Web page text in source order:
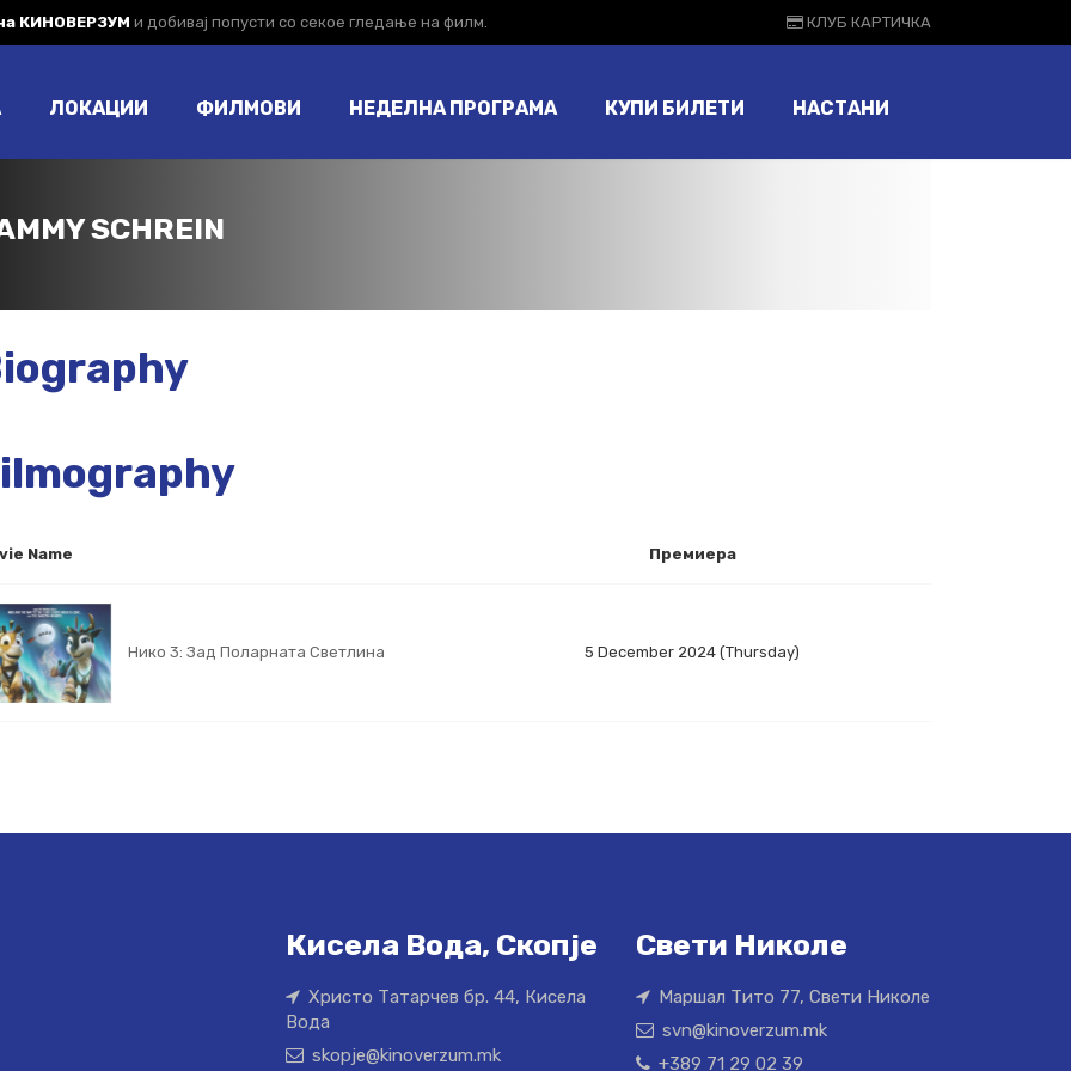
КИНОВЕРЗУМ и добивај попусти со секое гледање на филм. КЛУБ КАРТИЧКА
ЛОКАЦИИ ФИЛМОВИ НЕДЕЛНА ПРОГРАМА КУПИ БИЛЕТИ НАСТАНИ
SCHREIN
Name Премиера
Нико 3: Зад Поларната Светлина 5 December 2024 (Thursday)
Кисела Вода, Скопје
Христо Татарчев бр. 44, Кисела
Вода
skopje@kinoverzum.mk
Свети Николе
Маршал Тито 77, Свети Николе
svn@kinoverzum.mk
+389 71 29 02 39